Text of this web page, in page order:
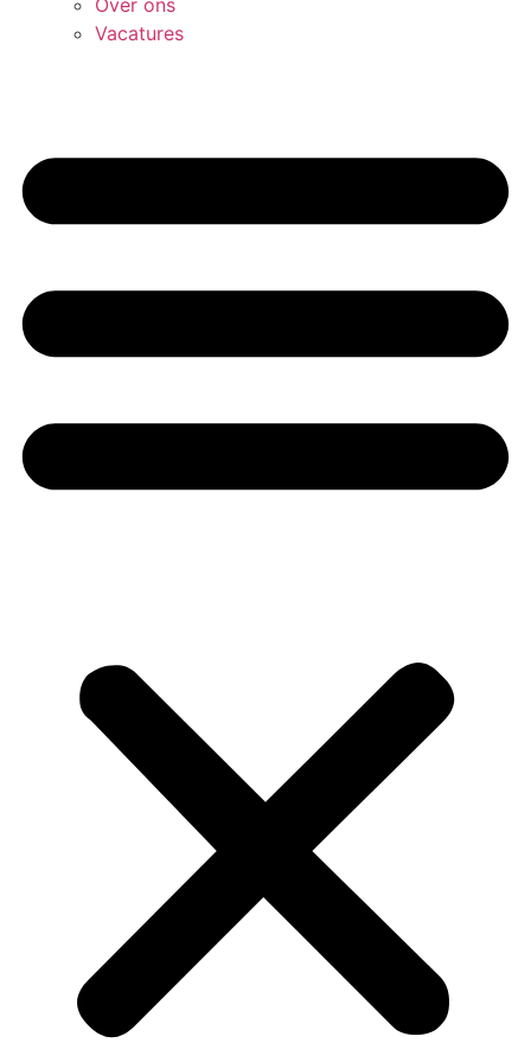
Vacatures